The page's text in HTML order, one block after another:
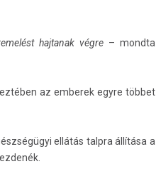
hajtanak végre– mondta
az emberek egyre többet
ellátás talpra állítása a